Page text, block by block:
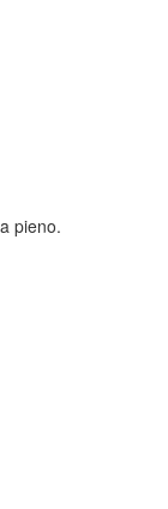
pieno.